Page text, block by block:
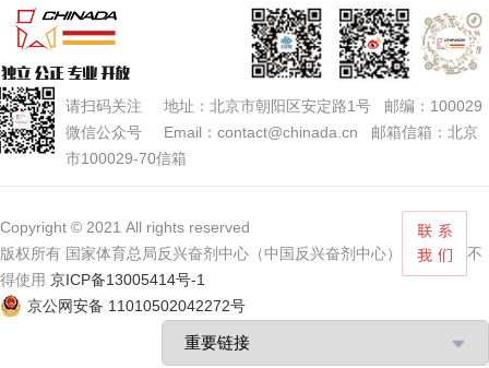
请扫码关注 地址：北京市朝阳区安定路1号 邮编：100029
微信公众号 Email：contact@chinada.cn 邮箱信箱：北京
市100029-70信箱
Copyright © 2021 All rights reserved
版权所有 国家体育总局反兴奋剂中心（中国反兴奋剂中心） 未经授权不
得使用 京ICP备13005414号-1
京公网安备 11010502042272号